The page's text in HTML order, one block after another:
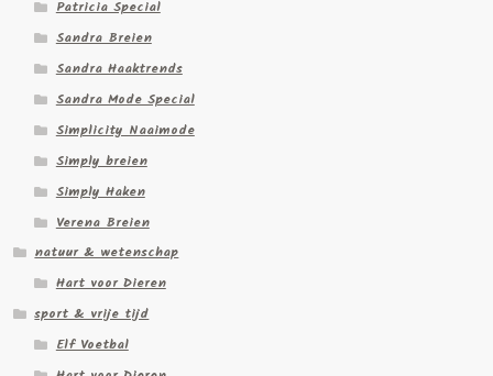
Patricia Special
Sandra Breien
Sandra Haaktrends
Sandra Mode Special
Simplicity Naaimode
Simply breien
Simply Haken
Verena Breien
natuur & wetenschap
Hart voor Dieren
sport & vrije tijd
Elf Voetbal